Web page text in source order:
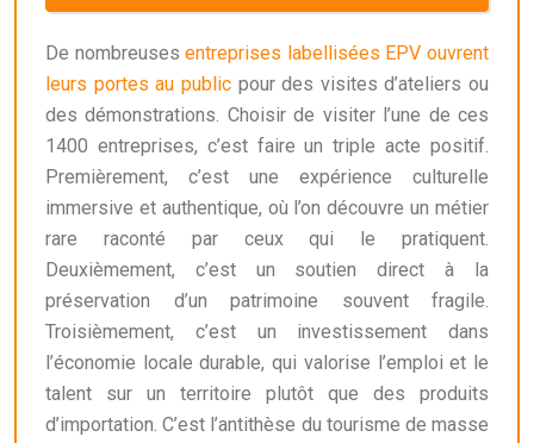
De nombreusesentreprises labellisées EPV ouvrent
leurs portes au publicpour des visites d’ateliers ou
des démonstrations. Choisir de visiter l’une de ces
1400 entreprises, c’est faire un triple acte positif.
Premièrement, c’est une expérience culturelle
immersive et authentique, où l’on découvre un métier
rare raconté par ceux qui le pratiquent.
Deuxièmement, c’est un soutien direct à la
préservation d’un patrimoine souvent fragile.
Troisièmement, c’est un investissement dans
l’économie locale durable, qui valorise l’emploi et le
talent sur un territoire plutôt que des produits
d’importation. C’est l’antithèse du tourisme de masse